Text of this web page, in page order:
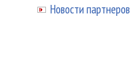
Новости партнеров